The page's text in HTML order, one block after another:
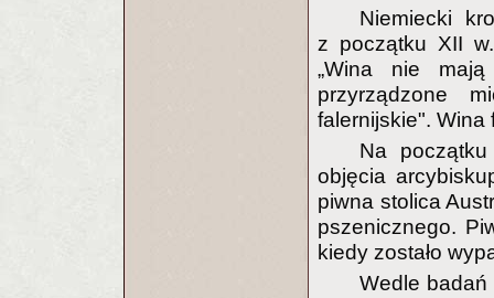
Niemiecki
z początku XII
„Wina nie
przyrządzone
falernijskie". Wina
Na
objęcia
piwna stolica
pszenicznego.
kiedy zostało
Wedle badań